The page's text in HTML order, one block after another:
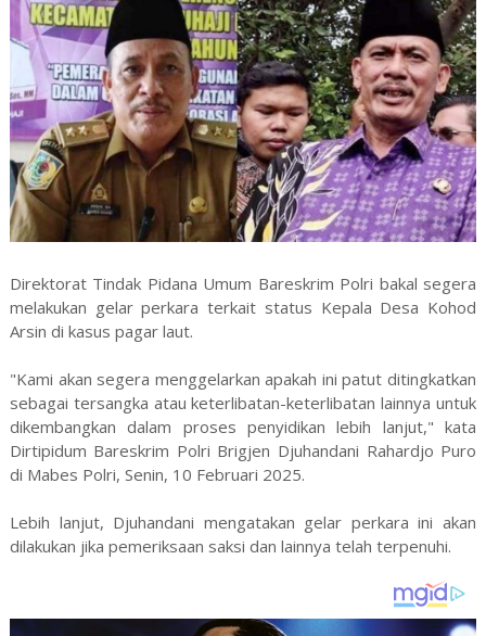
Direktorat Tindak Pidana Umum Bareskrim Polri bakal segera
melakukan gelar perkara terkait status Kepala Desa Kohod
Arsin di kasus pagar laut.
"Kami akan segera menggelarkan apakah ini patut ditingkatkan
sebagai tersangka atau keterlibatan-keterlibatan lainnya untuk
dikembangkan dalam proses penyidikan lebih lanjut," kata
Dirtipidum Bareskrim Polri Brigjen Djuhandani Rahardjo Puro
di Mabes Polri, Senin, 10 Februari 2025.
Lebih lanjut, Djuhandani mengatakan gelar perkara ini akan
dilakukan jika pemeriksaan saksi dan lainnya telah terpenuhi.